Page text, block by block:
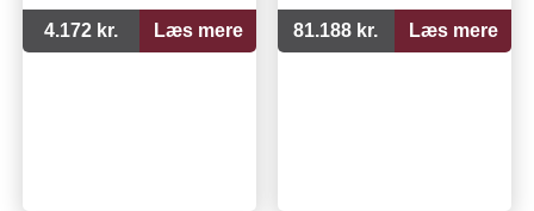
4.172 kr. Læs mere 81.188 kr. Læs mere